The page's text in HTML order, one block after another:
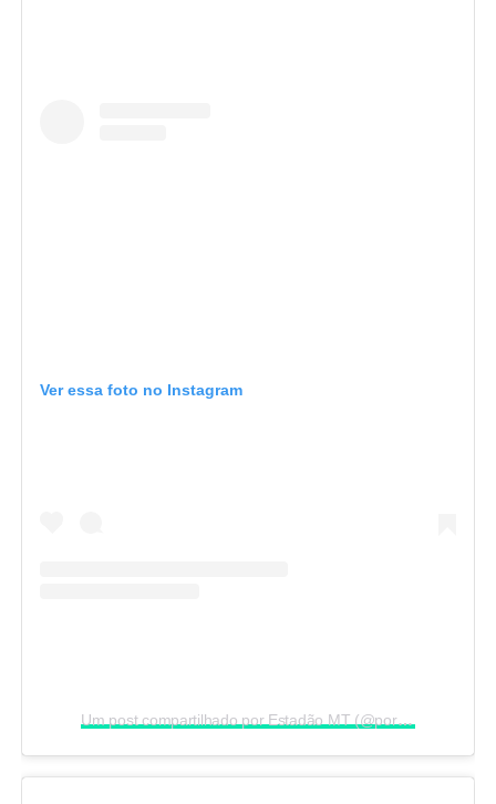
Ver essa foto no Instagram
Um post compartilhado por Estadão MT (@portalestadao.mt)